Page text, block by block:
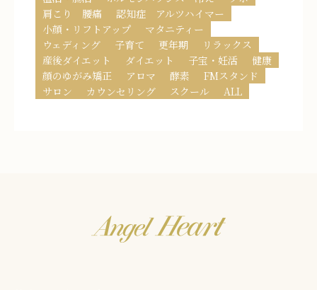
肩こり 腰痛
認知症 アルツハイマー
小顔・リフトアップ
マタニティー
ウェディング
子育て 更年期
リラックス
産後ダイエット
ダイエット 子宝・妊活
健康
顔のゆがみ矯正
アロマ 酵素
FMスタンド
サロン
カウンセリング スクール ALL